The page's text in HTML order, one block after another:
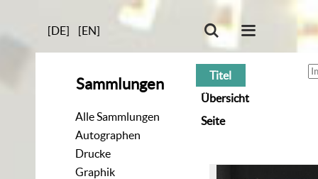
[DE] [EN]
Sammlungen
Alle Sammlungen
Autographen
Drucke
Graphik
Titel
Übersicht
Seite